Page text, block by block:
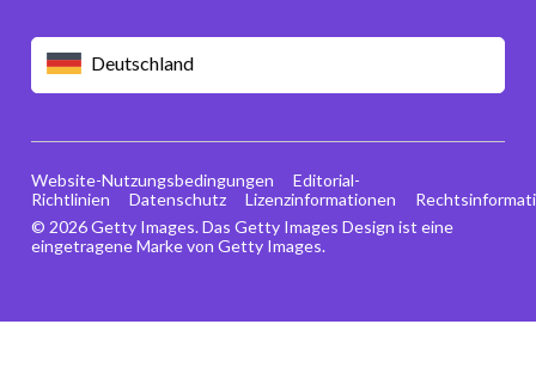
Deutschland
© 2026 Getty Images. Das Getty Images Design ist eine
eingetragene Marke von Getty Images.
Website-Nutzungsbedingungen
Editorial-
Richtlinien
Datenschutz Lizenzinformationen